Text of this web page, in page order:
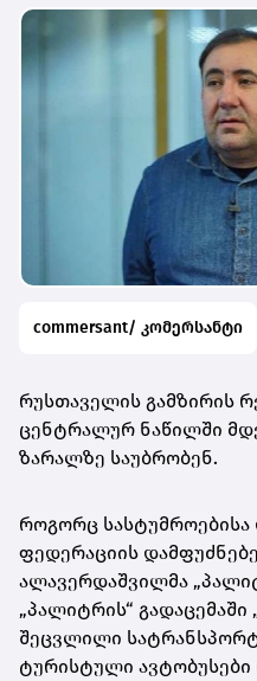
commersant/ კომერსანტი
რუსთაველის გამზირის
ცენტრალურ ნაწილში
ზარალზე საუბრობენ.
როგორც
ფედერაციის
ალავერდაშვილმა
„პალიტრის“ გადაცემაში
შეცვლილი
ტურისტული ავტობუსები